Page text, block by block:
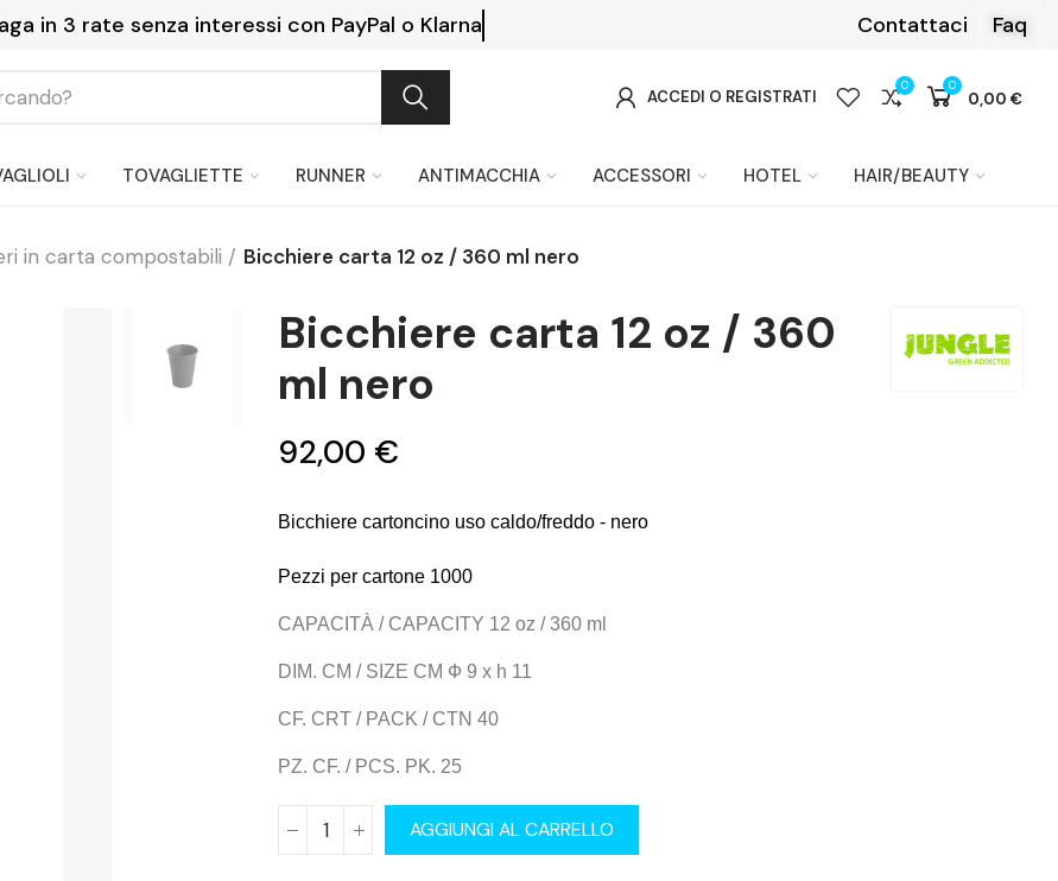
in 3 rate senza interessi con PayPal o Klarna Contattaci Faq
ACCEDI O REGISTRATI
0 0
0,00 €
TOVAGLIETTE RUNNER ANTIMACCHIA ACCESSORI HOTEL HAIR/BEAUTY
in carta compostabili Bicchiere carta 12 oz / 360 ml nero
Bicchiere carta 12 oz / 360
ml nero
92,00 €
Bicchiere cartoncino uso caldo/freddo - nero
Pezzi per cartone 1000
CAPACITÀ / CAPACITY 12 oz / 360 ml
DIM. CM / SIZE CM Ф 9 x h 11
CF. CRT / PACK / CTN 40
PZ. CF. / PCS. PK. 25
AGGIUNGI AL CARRELLO